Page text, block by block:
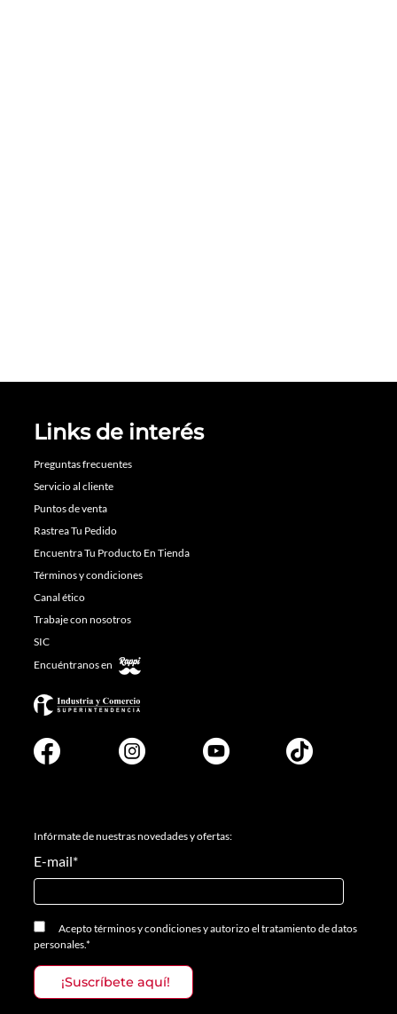
Links de interés
Preguntas frecuentes
Servicio al cliente
Puntos de venta
Rastrea Tu Pedido
Encuentra Tu Producto En Tienda
Términos y condiciones
Canal ético
Trabaje con nosotros
SIC
Encuéntranos en
Infórmate de nuestras novedades y ofertas:
E-mail*
Aceptotérminos y condicionesyautorizo el tratamiento de datos
personales.*